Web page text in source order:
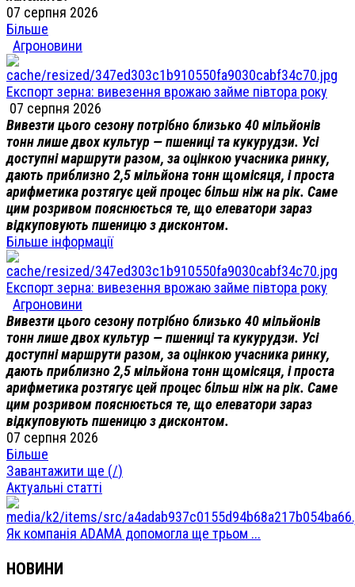
07 серпня 2026
Більше
Агроновини
Експорт зерна: вивезення врожаю займе півтора року
07 серпня 2026
Вивезти цього сезону потрібно близько 40 мільйонів
тонн лише двох культур — пшениці та кукурудзи. Усі
доступні маршрути разом, за оцінкою учасника ринку,
дають приблизно 2,5 мільйона тонн щомісяця, і проста
арифметика розтягує цей процес більш ніж на рік. Саме
цим розривом пояснюється те, що елеватори зараз
відкуповують пшеницю з дисконтом.
Більше інформації
Експорт зерна: вивезення врожаю займе півтора року
Агроновини
Вивезти цього сезону потрібно близько 40 мільйонів
тонн лише двох культур — пшениці та кукурудзи. Усі
доступні маршрути разом, за оцінкою учасника ринку,
дають приблизно 2,5 мільйона тонн щомісяця, і проста
арифметика розтягує цей процес більш ніж на рік. Саме
цим розривом пояснюється те, що елеватори зараз
відкуповують пшеницю з дисконтом.
07 серпня 2026
Більше
Завантажити ще (/)
Актуальні статті
Як компанія ADAMA допомогла ще трьом ...
НОВИНИ